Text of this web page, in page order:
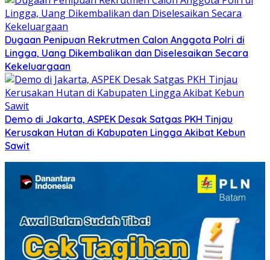
Dugaan Penipuan Rekrutmen Calon Anggota Polri di
Lingga, Uang Dikembalikan dan Diselesaikan Secara
Kekeluargaan
Demo di Jakarta, ASPEK Desak Satgas PKH Tinjau
Kerusakan Hutan di Kabupaten Lingga Akibat Kebun
Sawit